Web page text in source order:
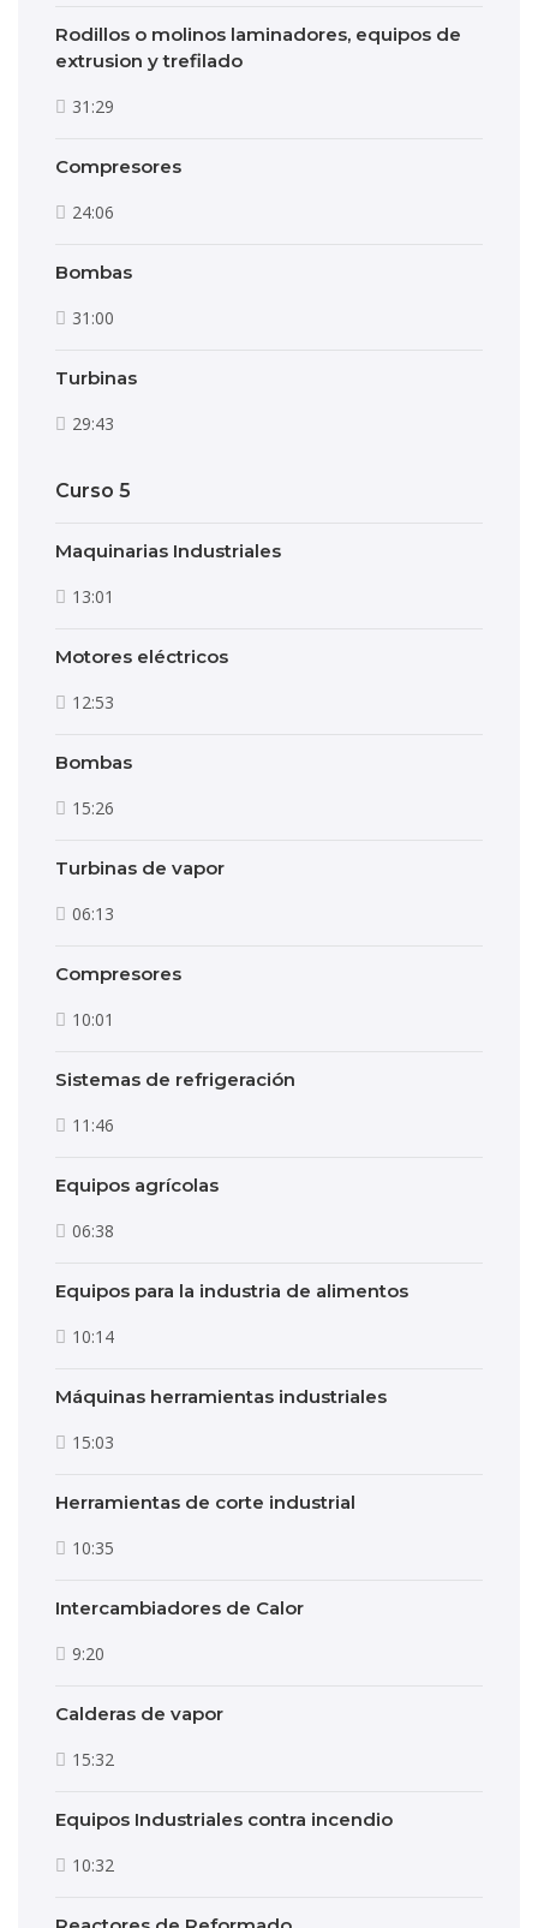
Rodillos o molinos laminadores, equipos de
extrusion y trefilado
31:29
Compresores
24:06
Bombas
31:00
Turbinas
29:43
Curso 5
Maquinarias Industriales
13:01
Motores eléctricos
12:53
Bombas
15:26
Turbinas de vapor
06:13
Compresores
10:01
Sistemas de refrigeración
11:46
Equipos agrícolas
06:38
Equipos para la industria de alimentos
10:14
Máquinas herramientas industriales
15:03
Herramientas de corte industrial
10:35
Intercambiadores de Calor
9:20
Calderas de vapor
15:32
Equipos Industriales contra incendio
10:32